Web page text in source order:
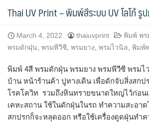
Thai UV Print – พิมพ์สีระบบ UV โลโก้ รู
พิมพ์ 4สี พรมดักฝุ่น พรมยาง พรมพีวีซี พร
March 4, 2022 thaiuvprint พิมพ์ พร
พรมดักฝุ่น พรมพีวีซี พรมยาง พรมไวนิล พิมพ์
พิมพ์ 4สี พรมดักฝุ่น พรมยาง พรมพีวีซี พรมไ
บ้าน หน้าร้านค้า ปูทางเดิน เพื่อดักจับสิ่งสกป
โรคโควิท รวมถึงหินทรายขนาดใหญ่ไว้ก่อน
เคหะสถาน ใช้ในดักฝุ่นในรถ ทำความสะอา
สกปรกก็จะหลุดออก หรือใช้เครื่องดูดฝุ่นทำค